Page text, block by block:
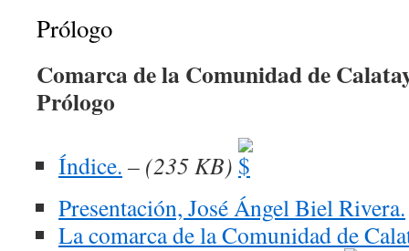
Prólogo
Comarca de la Comunidad de
Prólogo
Índice. – (235 KB)
Presentación, José Ángel Biel Rivera.
La comarca de la Comunidad de